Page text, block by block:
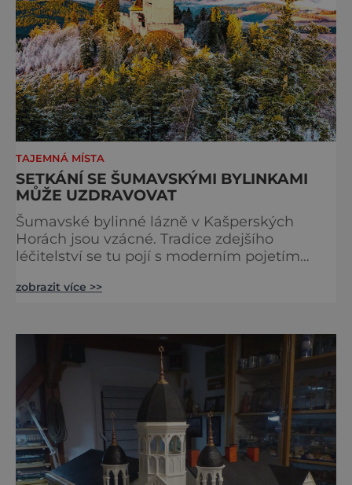
TAJEMNÁ MÍSTA
SETKÁNÍ SE ŠUMAVSKÝMI BYLINKAMI
MŮŽE UZDRAVOVAT
Šumavské bylinné lázně v Kašperských
Horách jsou vzácné. Tradice zdejšího
léčitelství se tu pojí s moderním pojetím
naprosto výjimečné a přitom vlastně totálně
přímo v historickém centru městečka
nedaleko řeky Otavy, po
zobrazit více >>